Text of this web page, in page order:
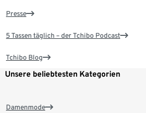
Presse
5 Tassen täglich – der Tchibo Podcast
Tchibo Blog
Unsere beliebtesten Kategorien
Damenmode